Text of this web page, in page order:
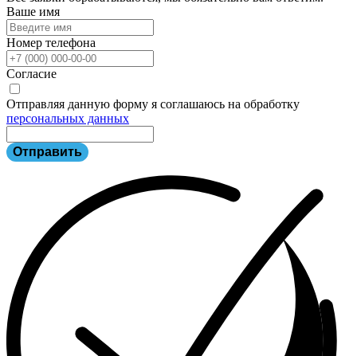
Ваше имя
Номер телефона
Согласие
Отправляя данную форму я соглашаюсь на обработку
персональных данных
Отправить